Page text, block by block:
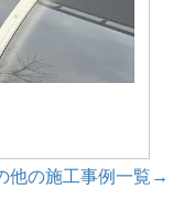
他の施工事例一覧→